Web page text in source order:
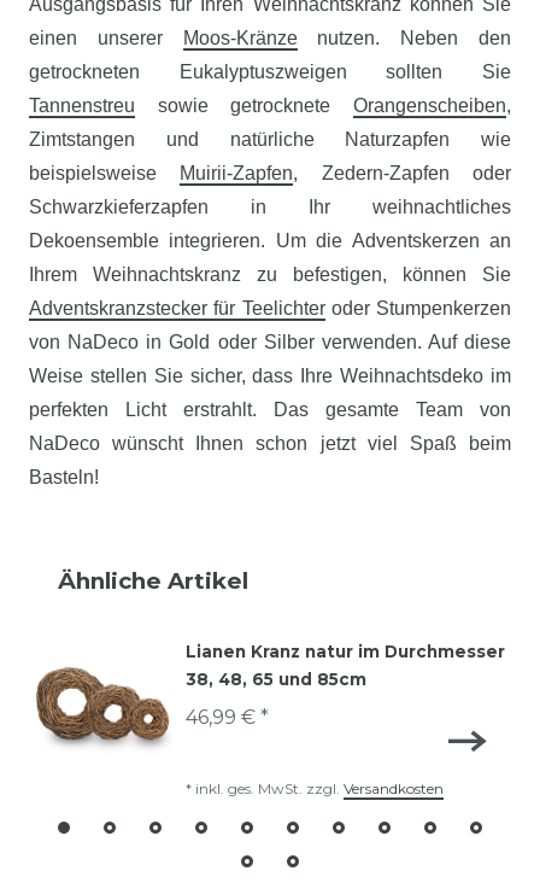
Ausgangsbasis für Ihren Weihnachtskranz können Sie
einen unserer
Moos-Kränzenutzen. Neben den
getrockneten Eukalyptuszweigen sollten Sie
Tannenstreu sowie getrocknete Orangenscheiben,
Zimtstangen und natürliche Naturzapfen wie
beispielsweise Muirii-Zapfen, Zedern-Zapfen oder
Schwarzkieferzapfen in Ihr weihnachtliches
Dekoensemble integrieren. Um die Adventskerzen an
Ihrem Weihnachtskranz zu befestigen, können Sie
Adventskranzstecker für Teelichteroder Stumpenkerzen
von NaDeco in Gold oder Silber verwenden. Auf diese
Weise stellen Sie sicher, dass Ihre Weihnachtsdeko im
perfekten Licht erstrahlt. Das gesamte Team von
NaDeco wünscht Ihnen schon jetzt viel Spaß beim
Basteln!
Ähnliche Artikel
Lianen Kranz natur im Durchmesser
38, 48, 65 und 85cm
46,99 € *
* inkl. ges. MwSt. zzgl. Versandkosten